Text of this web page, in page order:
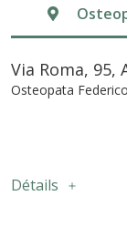
Via Roma, 95,
Osteopata
Détails